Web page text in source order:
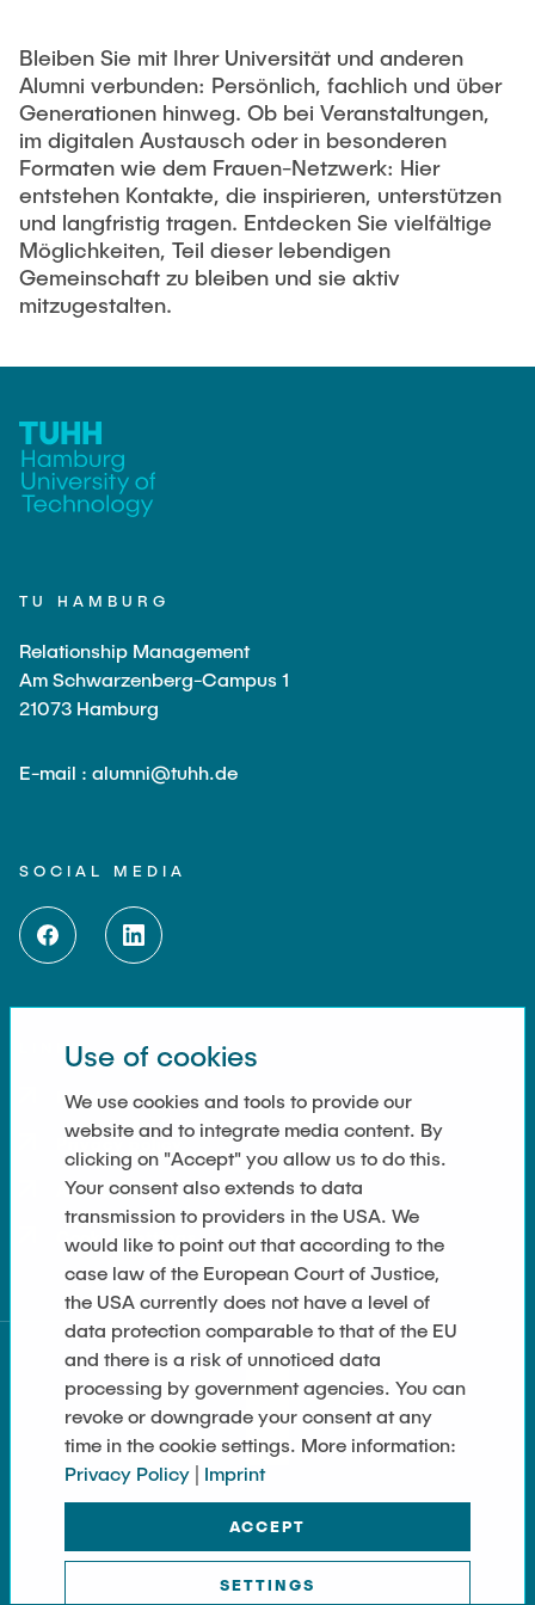
Register
Join the TU & YOU Family!
Donate
Alumni help students
Bleiben Sie mit Ihrer Universität und anderen
Alumni verbunden: Persönlich, fachlich und über
Generationen hinweg. Ob bei Veranstaltungen,
im digitalen Austausch oder in besonderen
Formaten wie dem Frauen-Netzwerk: Hier
entstehen Kontakte, die inspirieren, unterstützen
und langfristig tragen. Entdecken Sie vielfältige
Möglichkeiten, Teil dieser lebendigen
Gemeinschaft zu bleiben und sie aktiv
mitzugestalten.
TU HAMBURG
Relationship Management
Am Schwarzenberg-Campus 1
21073 Hamburg
E-mail : alumni@tuhh.de
SOCIAL MEDIA
LINKS
Imprint
Privacy policy
Accessibility
Cookie Settings
Use of cookies
We use cookies and tools to provide our
website and to integrate media content. By
clicking on "Accept" you allow us to do this.
Your consent also extends to data
transmission to providers in the USA. We
would like to point out that according to the
case law of the European Court of Justice,
the USA currently does not have a level of
data protection comparable to that of the EU
and there is a risk of unnoticed data
processing by government agencies. You can
revoke or downgrade your consent at any
time in the cookie settings. More information:
Privacy Policy | Imprint
ACCEPT
SETTINGS